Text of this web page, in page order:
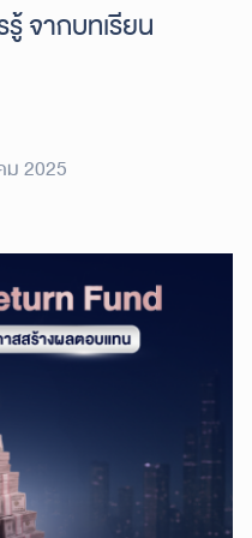
จากบทเรียน
ม 2025